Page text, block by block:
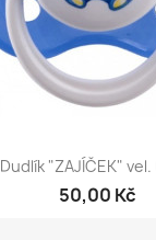
Dudlík "ZAJÍČEK"
50,00 Kč